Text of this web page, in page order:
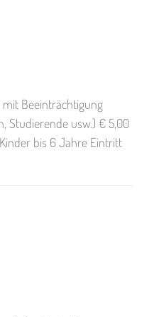
mit Beeinträchtigung
Studierende usw.) € 5,00
bis 6 Jahre Eintritt